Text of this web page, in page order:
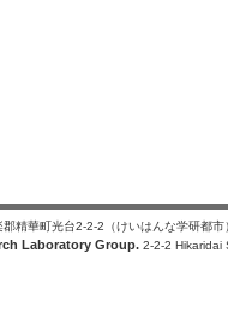
精華町光台2-2-2（けいはんな学研都市
Laboratory Group. 2-2-2 Hikaridai